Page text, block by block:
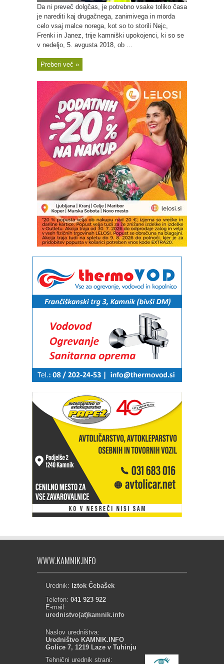
Da ni preveč dolgčas, je potrebno vsake toliko časa
je narediti kaj drugačnega, zanimivega in morda
celo vsaj malce norega, kot so to storili Nejc,
Frenki in Janez, trije kamniški upokojenci, ki so se
v nedeljo, 5. avgusta 2018, ob ...
Preberi več »
WWW.KAMNIK.INFO
Urednik: Iztok Čebašek
Telefon: 041 923 922
E-mail:
urednistvo(at)kamnik.info
Naslov uredništva:
Uredništvo KAMNIK.INFO
Golice 7, 1219 Laze v Tuhinju
Tehnični urednik strani: